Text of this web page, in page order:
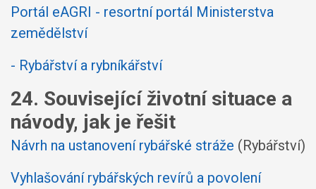
Portál eAGRI - resortní portál Ministerstva
zemědělství
- Rybářství a rybníkářství
24. Související životní situace a
návody, jak je řešit
Návrh na ustanovení rybářské stráže (Rybářství)
Vyhlašování rybářských revírů a povolení